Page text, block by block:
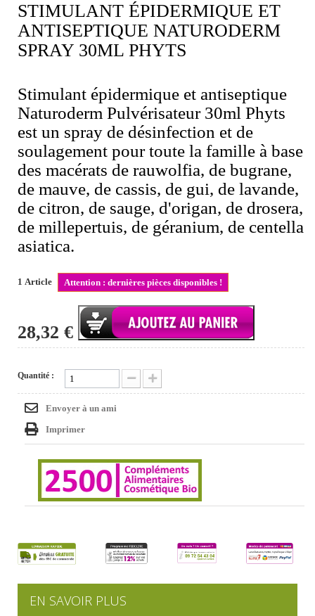
STIMULANT ÉPIDERMIQUE ET
ANTISEPTIQUE NATURODERM
SPRAY 30ML PHYTS
Stimulant épidermique et antiseptique
Naturoderm Pulvérisateur 30ml Phyts
est un spray de désinfection et de
soulagement pour toute la famille à base
des macérats de rauwolfia, de bugrane,
de mauve, de cassis, de gui, de lavande,
de citron, de sauge, d'origan, de drosera,
de millepertuis, de géranium, de centella
asiatica.
1 Article Attention : dernières pièces disponibles !
28,32 €
Quantité :
Envoyer à un ami
Imprimer
EN SAVOIR PLUS